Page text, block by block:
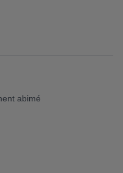
abimé